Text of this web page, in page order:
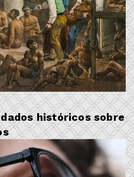
históricos sobre